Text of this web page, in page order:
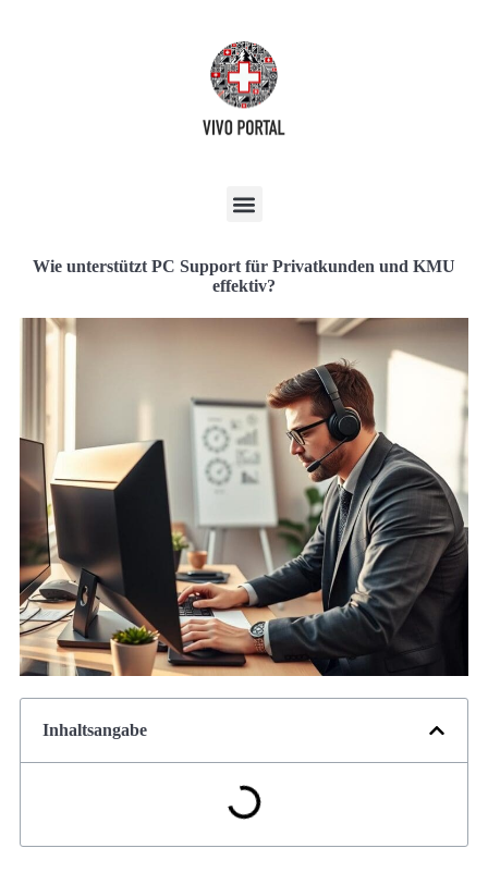
Wie unterstützt PC Support für Privatkunden und KMU
effektiv?
Inhaltsangabe